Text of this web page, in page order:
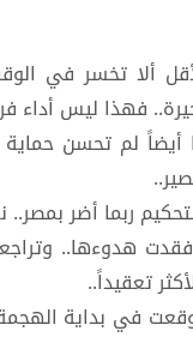
ألا تخسر في
فهذا ليس
أيضاً لم تحسن
ربما أضر بمصر..
هدوءها..
تعقيداً..
وقعت في بداية